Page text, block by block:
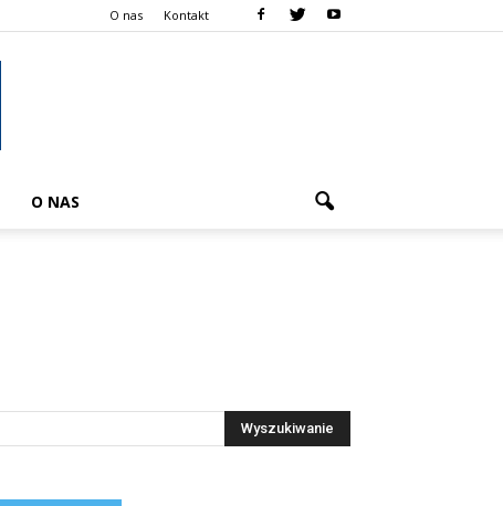
O nas Kontakt
O NAS